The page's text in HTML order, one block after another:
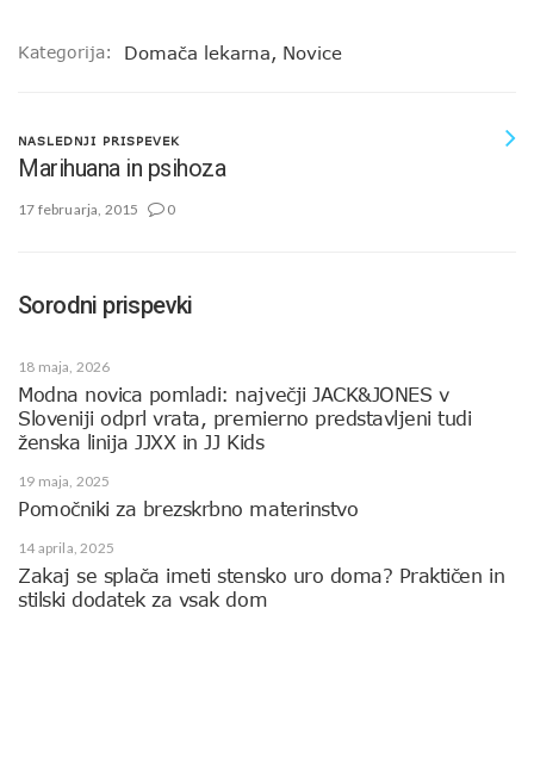
Kategorija: Domača lekarna, Novice
NASLEDNJI PRISPEVEK
Marihuana in psihoza
17 februarja, 2015 0
Sorodni prispevki
18 maja, 2026
Modna novica pomladi: največji JACK&JONES v
Sloveniji odprl vrata, premierno predstavljeni tudi
ženska linija JJXX in JJ Kids
19 maja, 2025
Pomočniki za brezskrbno materinstvo
14 aprila, 2025
Zakaj se splača imeti stensko uro doma? Praktičen in
stilski dodatek za vsak dom